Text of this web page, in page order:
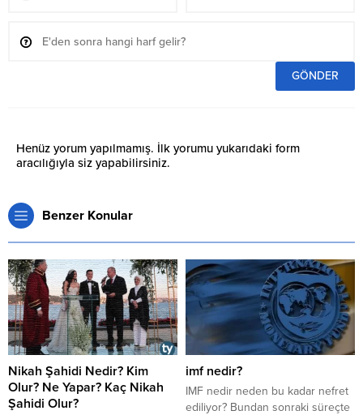
Henüz yorum yapılmamış. İlk yorumu yukarıdaki form
aracılığıyla siz yapabilirsiniz.
Benzer Konular
Nikah Şahidi Nedir? Kim
Olur? Ne Yapar? Kaç Nikah
Şahidi Olur?
imf nedir?
IMF nedir neden bu kadar nefret
ediliyor? Bundan sonraki süreçte